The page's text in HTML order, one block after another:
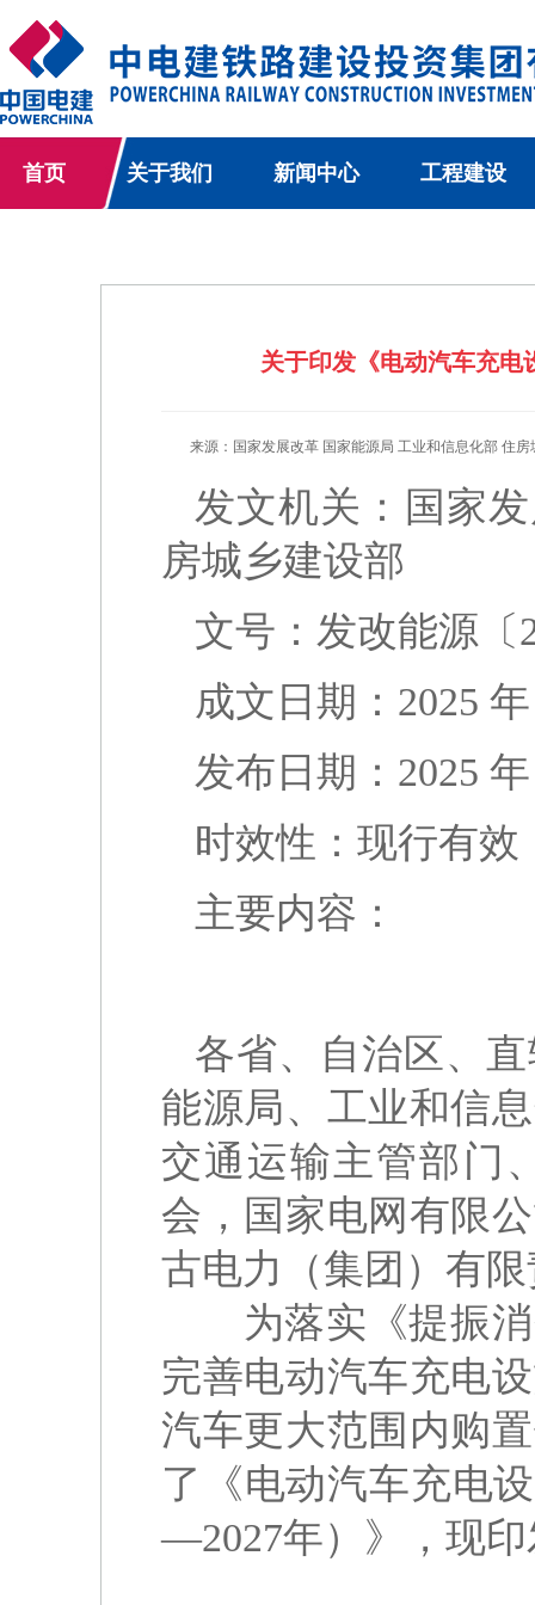
首页 关于我们 新闻中心 工程建设
关于印发《电动汽车充电
来源：国家发展改革 国家能源局 工业和信息化部 住房
发文机关：国家
房城乡建设部
文号：发改能源〔
成文日期：2025
发布日期：2025
时效性：现行有效
主要内容：
各省、自治区、
能源局、工业和信
交通运输主管部门
会，国家电网有限
古电力（集团）有
为落实《提振消
完善电动汽车充电
汽车更大范围内购
了《电动汽车充电
—2027年）》，现